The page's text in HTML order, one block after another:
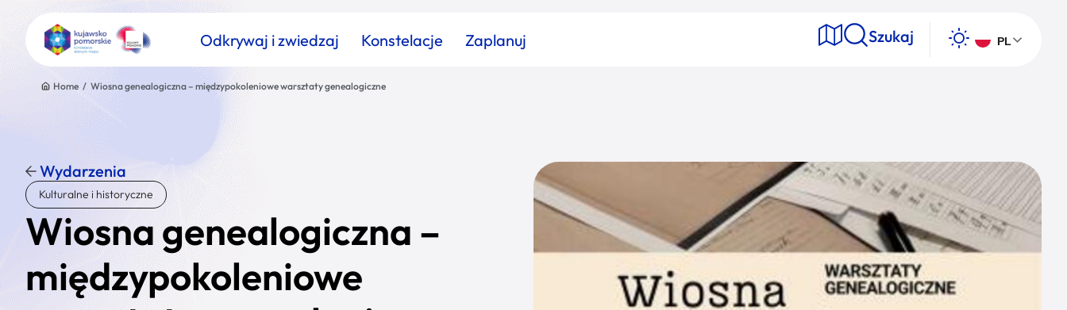
Odkrywaj i zwiedzaj Konstelacje Zaplanuj Szukaj PL
Znajdź atrakcję
Nazwa atrakcji Wyszukaj
Home / Wiosna genealogiczna – międzypokoleniowe warsztaty genealogiczne
Wydarzenia
Kulturalne i historyczne
Wiosna genealogiczna –
międzypokoleniowe